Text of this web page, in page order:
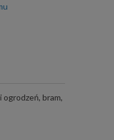
bram,